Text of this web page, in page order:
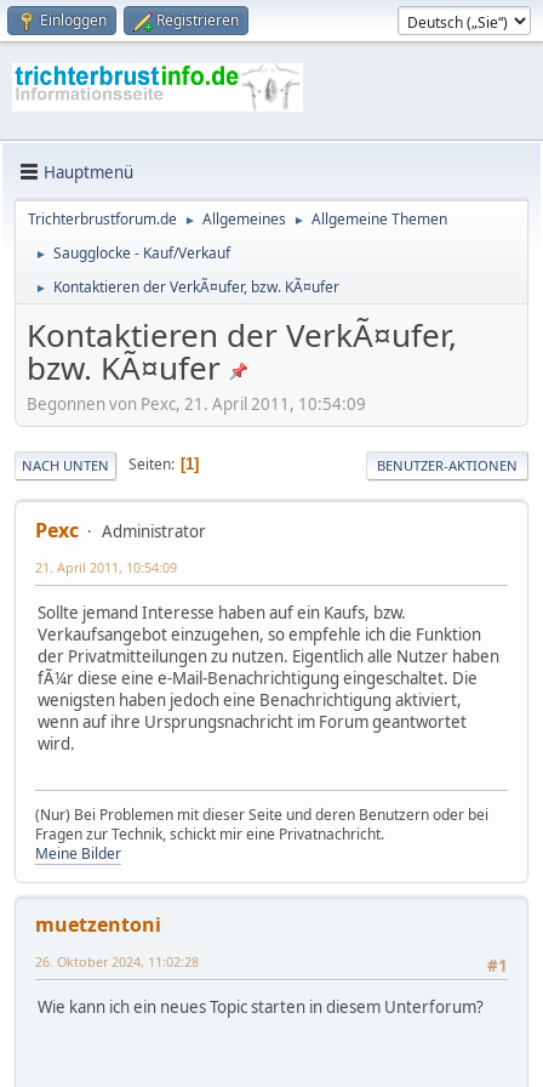
Einloggen Registrieren
Hauptmenü
Trichterbrustforum.de ► Allgemeines ► Allgemeine Themen
► Saugglocke - Kauf/Verkauf
► Kontaktieren der VerkÃ¤ufer, bzw. KÃ¤ufer
Kontaktieren der VerkÃ¤ufer,
bzw. KÃ¤ufer
Begonnen von Pexc, 21. April 2011, 10:54:09
NACH UNTEN Seiten 1 BENUTZER-AKTIONEN
Pexc Administrator
21. April 2011, 10:54:09
Sollte jemand Interesse haben auf ein Kaufs, bzw.
Verkaufsangebot einzugehen, so empfehle ich die Funktion
der Privatmitteilungen zu nutzen. Eigentlich alle Nutzer haben
fÃ¼r diese eine e-Mail-Benachrichtigung eingeschaltet. Die
wenigsten haben jedoch eine Benachrichtigung aktiviert,
wenn auf ihre Ursprungsnachricht im Forum geantwortet
wird.
(Nur) Bei Problemen mit dieser Seite und deren Benutzern oder bei
Fragen zur Technik, schickt mir eine Privatnachricht.
Meine Bilder
muetzentoni
#1
26. Oktober 2024, 11:02:28
Wie kann ich ein neues Topic starten in diesem Unterforum?